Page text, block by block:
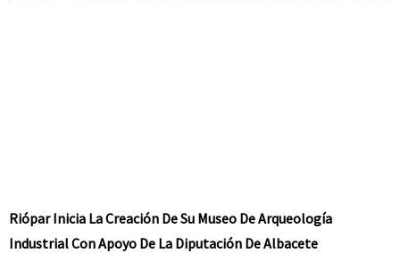
Riópar Inicia La Creación De Su Museo De Arqueología
Industrial Con Apoyo De La Diputación De Albacete